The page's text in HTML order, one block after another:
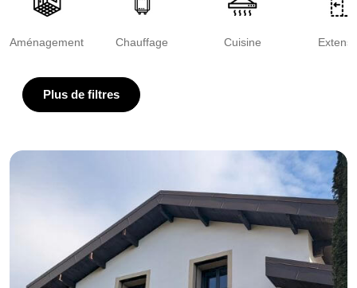
Aménagement Chauffage Cuisine
Plus de filtres